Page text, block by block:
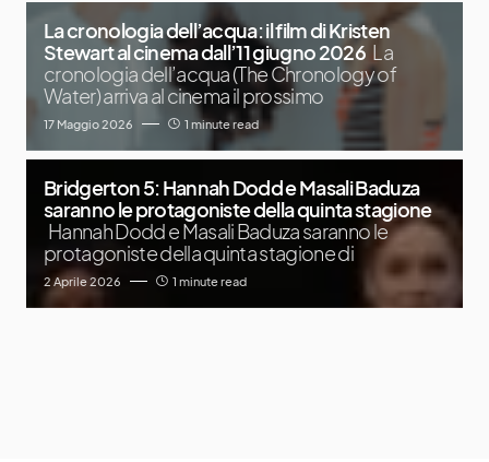
La cronologia dell’acqua: il film di Kristen
Stewart al cinema dall’11 giugno 2026 La
cronologia dell’acqua (The Chronology of
Water) arriva al cinema il prossimo
17 Maggio 2026 1 minute read
Bridgerton 5: Hannah Dodd e Masali Baduza
saranno le protagoniste della quinta stagione
Hannah Dodd e Masali Baduza saranno le
protagoniste della quinta stagione di
2 Aprile 2026 1 minute read